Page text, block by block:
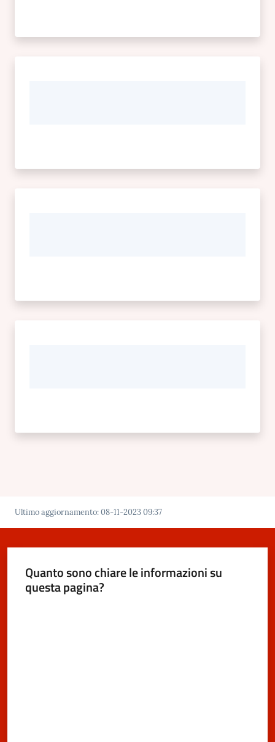
Ultimo aggiornamento:08-11-2023 09:37
Quanto sono chiare le informazioni su
questa pagina?